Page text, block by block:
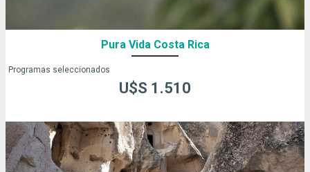
Pura Vida Costa Rica
Programas seleccionados
U$S 1.510